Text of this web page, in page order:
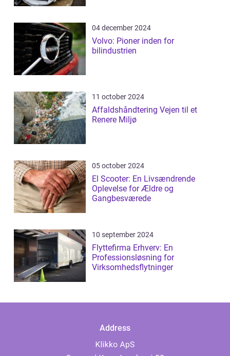
04 december 2024
Volvo: Pioner inden for
bilindustrien
11 october 2024
Affaldshåndtering Vejen til et
Renere Miljø
05 october 2024
El Scooter: En Livsændrende
Oplevelse for Ældre og
Gangbesværede
10 september 2024
Flyttefirma Erhverv: En
Professionsløsning for
Virksomhedsflytninger
Address